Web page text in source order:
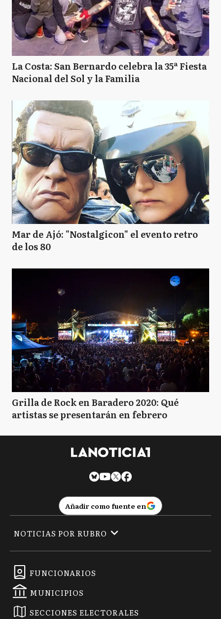
La Costa: San Bernardo celebra la 35ª Fiesta
Nacional del Sol y la Familia
Mar de Ajó: "Nostalgicon" el evento retro
de los 80
Grilla de Rock en Baradero 2020: Qué
artistas se presentarán en febrero
Añadir como fuente en
FUNCIONARIOS
MUNICIPIOS
SECCIONES ELECTORALES
NOTICIAS POR RUBRO